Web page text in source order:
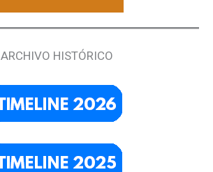
ARCHIVO HISTÓRICO